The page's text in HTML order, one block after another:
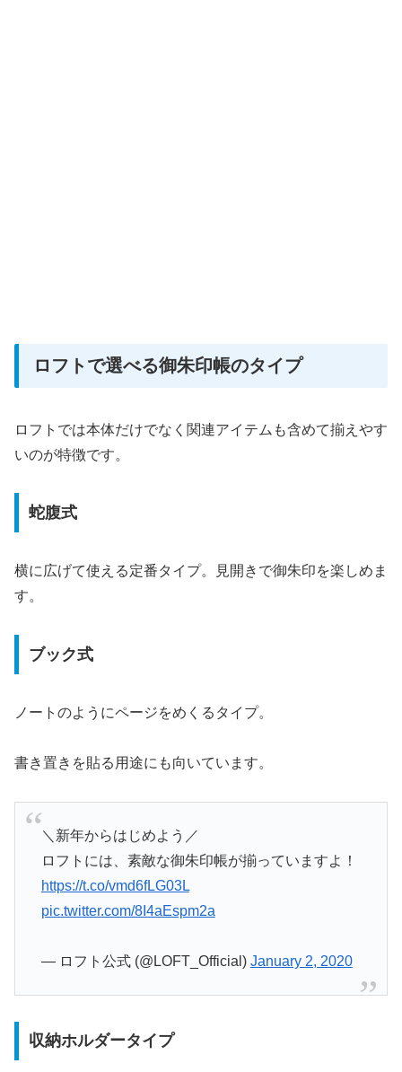
ロフトで選べる御朱印帳のタイプ
ロフトでは本体だけでなく関連アイテムも含めて揃えやす
いのが特徴です。
蛇腹式
横に広げて使える定番タイプ。見開きで御朱印を楽しめま
す。
ブック式
ノートのようにページをめくるタイプ。
書き置きを貼る用途にも向いています。
＼新年からはじめよう／
ロフトには、素敵な御朱印帳が揃っていますよ！
https://t.co/vmd6fLG03L
pic.twitter.com/8I4aEspm2a
— ロフト公式 (@LOFT_Official) January 2, 2020
収納ホルダータイプ